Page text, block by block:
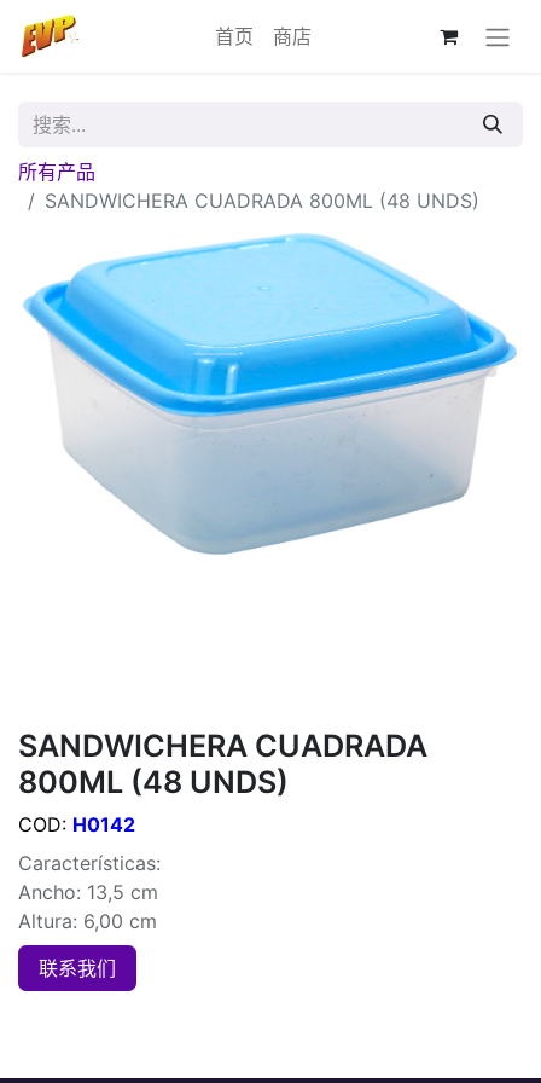
首页 商店
所有产品
SANDWICHERA CUADRADA 800ML (48 UNDS)
SANDWICHERA CUADRADA
800ML (48 UNDS)
COD: H0142
Características:
Ancho: 13,5 cm
Altura: 6,00 cm
联系我们